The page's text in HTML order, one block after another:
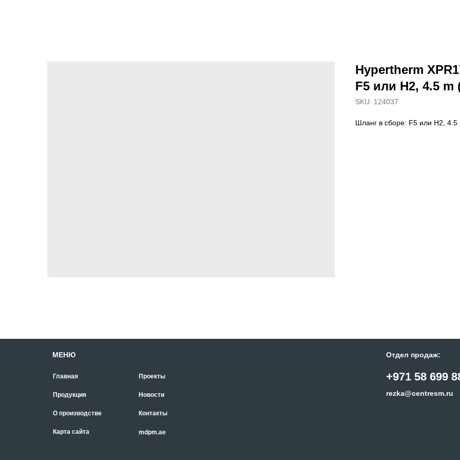
Hypertherm
F5 или H2, 4.5 m
SKU: 124037
Шланг в сборе: F5 или H2, 4.5
Главная
Продукция
О производстве
Проекты
Новости
Контакты
+971 58 699
МЕНЮ Отдел продаж:
rezka@centresm.ru
Карта сайта mdpm.ae